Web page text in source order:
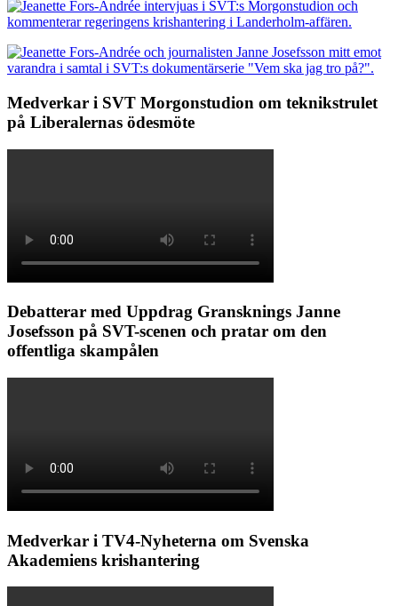
Medverkar i SVT Morgonstudion om teknikstrulet
på Liberalernas ödesmöte
Debatterar med Uppdrag Gransknings Janne
Josefsson på SVT-scenen och pratar om den
offentliga skampålen
Medverkar i TV4-Nyheterna om Svenska
Akademiens krishantering